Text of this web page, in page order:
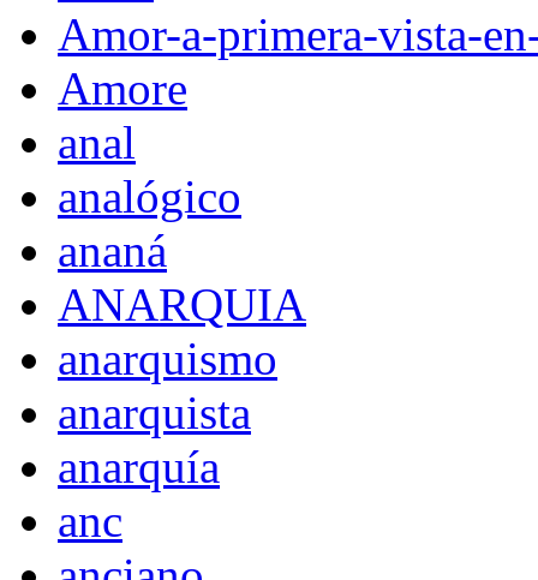
Amor-a-primera-vista-
Amore
anal
analógico
ananá
ANARQUIA
anarquismo
anarquista
anarquía
anc